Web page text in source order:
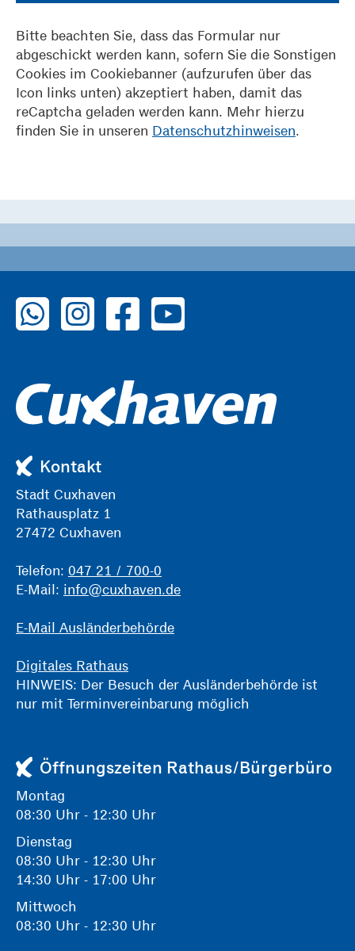
Bitte beachten Sie, dass das Formular nur
abgeschickt werden kann, sofern Sie die Sonstigen
Cookies im Cookiebanner (aufzurufen über das
Icon links unten) akzeptiert haben, damit das
reCaptcha geladen werden kann. Mehr hierzu
finden Sie in unseren Datenschutzhinweisen.
zu WhatsAppzu Instagramzu Facebook
zu YouTube
Kontakt
Stadt Cuxhaven
Rathausplatz 1
27472 Cuxhaven
Telefon: 047 21 / 700-0
E-Mail: info@cuxhaven.de
E-Mail Ausländerbehörde
Digitales Rathaus
HINWEIS: Der Besuch der Ausländerbehörde ist
nur mit Terminvereinbarung möglich
Öffnungszeiten Rathaus/Bürgerbüro
Montag
08:30 Uhr - 12:30 Uhr
Dienstag
08:30 Uhr - 12:30 Uhr
14:30 Uhr - 17:00 Uhr
Mittwoch
08:30 Uhr - 12:30 Uhr